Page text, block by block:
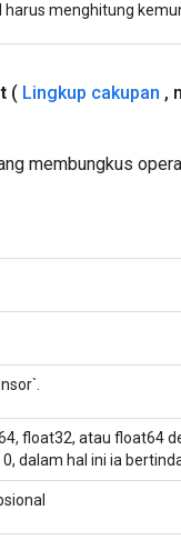
harus menghitung
( Lingkup cakupan ,
membungkus
float32, atau float64
dalam hal ini ia